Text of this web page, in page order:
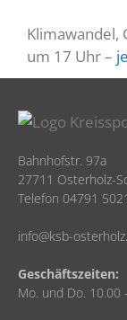
Klimawandel,
um 17 Uhr –
Bahnhofstr. 97a
27711 Osterholz-
Telefon 04791
info@ksb-
Geschäftszeiten:
Mo. und Do.